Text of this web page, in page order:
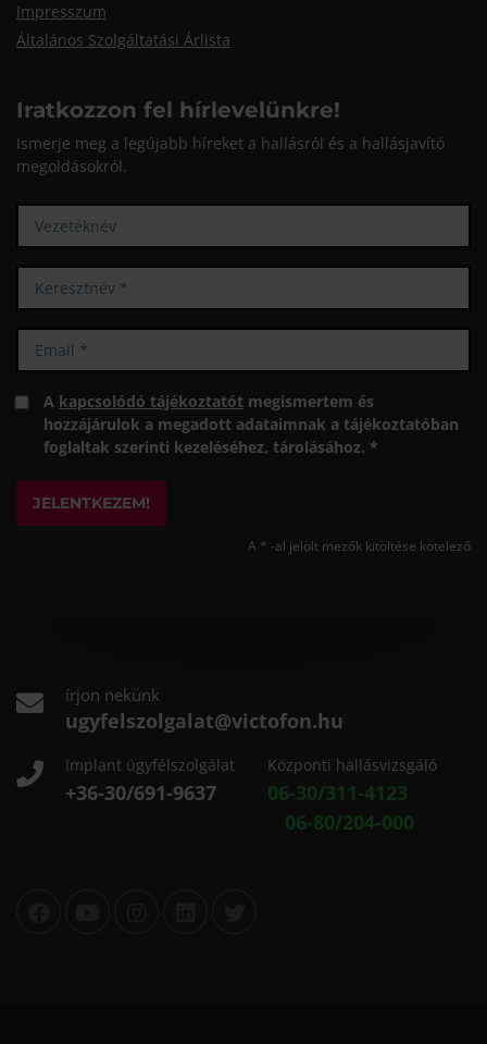
Impresszum
Általános Szolgáltatási Árlista
Iratkozzon fel hírlevelünkre!
Ismerje meg a legújabb híreket a hallásról és a hallásjavító
megoldásokról.
A kapcsolódó tájékoztatót megismertem és
hozzájárulok a megadott adataimnak a tájékoztatóban
foglaltak szerinti kezeléséhez, tárolásához. *
JELENTKEZEM!
A * -al jelölt mezők kitöltése kötelező
írjon nekünk
ugyfelszolgalat@victofon.hu
Implant ügyfélszolgálat
+36-30/691-9637
Központi hallásvizsgáló
06-30/311-4123
06-80/204-000